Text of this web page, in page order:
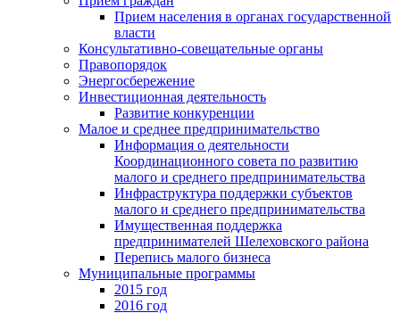
Прием населения в органах государственной
власти
Консультативно-совещательные органы
Правопорядок
Энергосбережение
Инвестиционная деятельность
Развитие конкуренции
Малое и среднее предпринимательство
Информация о деятельности
Координационного совета по развитию
малого и среднего предпринимательства
Инфраструктура поддержки субъектов
малого и среднего предпринимательства
Имущественная поддержка
предпринимателей Шелеховского района
Перепись малого бизнеса
Муниципальные программы
2015 год
2016 год